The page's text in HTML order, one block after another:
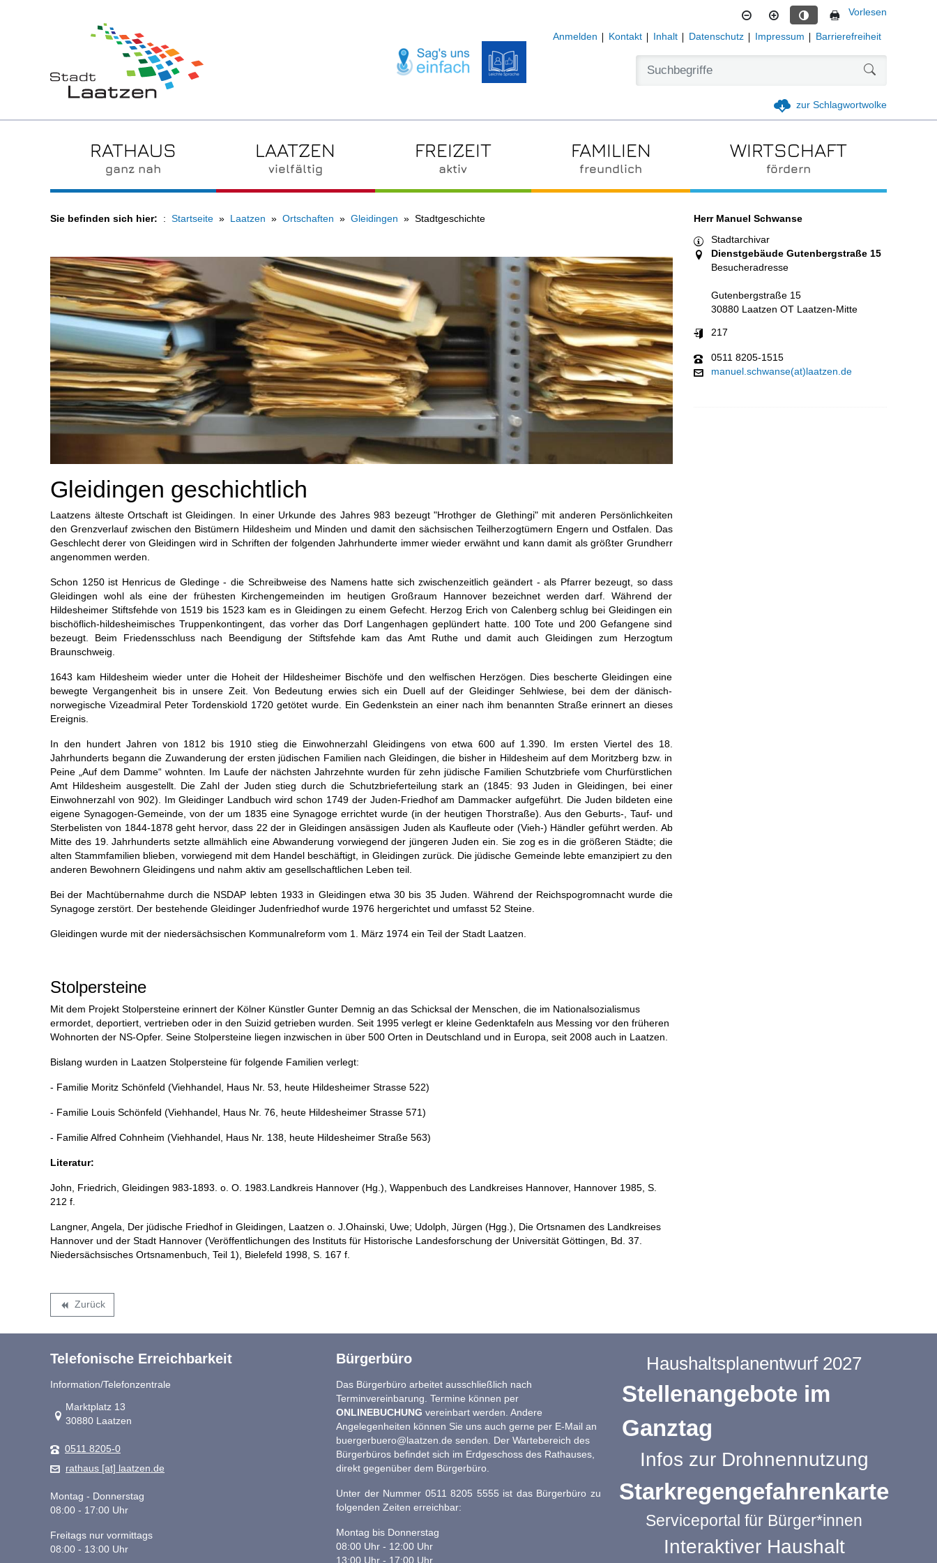
Kontrastmodus aktivieren
Vorlesen
Anmelden Kontakt Inhalt Datenschutz Impressum Barrierefreiheit
zur Schlagwortwolke
RATHAUS
ganz nah
LAATZEN
vielfältig
FREIZEIT
aktiv
FAMILIEN
freundlich
WIRTSCHAFT
fördern
Sie befinden sich hier: Startseite Laatzen Ortschaften Gleidingen Stadtgeschichte
Gleidingen geschichtlich
Laatzens älteste Ortschaft ist Gleidingen. In einer Urkunde des Jahres 983 bezeugt "Hrothger de Glethingi" mit anderen Persönlichkeiten
den Grenzverlauf zwischen den Bistümern Hildesheim und Minden und damit den sächsischen Teilherzogtümern Engern und Ostfalen. Das
Geschlecht derer von Gleidingen wird in Schriften der folgenden Jahrhunderte immer wieder erwähnt und kann damit als größter Grundherr
angenommen werden.
Schon 1250 ist Henricus de Gledinge - die Schreibweise des Namens hatte sich zwischenzeitlich geändert - als Pfarrer bezeugt, so dass
Gleidingen wohl als eine der frühesten Kirchengemeinden im heutigen Großraum Hannover bezeichnet werden darf. Während der
Hildesheimer Stiftsfehde von 1519 bis 1523 kam es in Gleidingen zu einem Gefecht. Herzog Erich von Calenberg schlug bei Gleidingen ein
bischöflich-hildesheimisches Truppenkontingent, das vorher das Dorf Langenhagen geplündert hatte. 100 Tote und 200 Gefangene sind
bezeugt. Beim Friedensschluss nach Beendigung der Stiftsfehde kam das Amt Ruthe und damit auch Gleidingen zum Herzogtum
Braunschweig.
1643 kam Hildesheim wieder unter die Hoheit der Hildesheimer Bischöfe und den welfischen Herzögen. Dies bescherte Gleidingen eine
bewegte Vergangenheit bis in unsere Zeit. Von Bedeutung erwies sich ein Duell auf der Gleidinger Sehlwiese, bei dem der dänisch-
norwegische Vizeadmiral Peter Tordenskiold 1720 getötet wurde. Ein Gedenkstein an einer nach ihm benannten Straße erinnert an dieses
Ereignis.
In den hundert Jahren von 1812 bis 1910 stieg die Einwohnerzahl Gleidingens von etwa 600 auf 1.390. Im ersten Viertel des 18.
Jahrhunderts begann die Zuwanderung der ersten jüdischen Familien nach Gleidingen, die bisher in Hildesheim auf dem Moritzberg bzw. in
Peine „Auf dem Damme“ wohnten. Im Laufe der nächsten Jahrzehnte wurden für zehn jüdische Familien Schutzbriefe vom Churfürstlichen
Amt Hildesheim ausgestellt. Die Zahl der Juden stieg durch die Schutzbrieferteilung stark an (1845: 93 Juden in Gleidingen, bei einer
Einwohnerzahl von 902). Im Gleidinger Landbuch wird schon 1749 der Juden-Friedhof am Dammacker aufgeführt. Die Juden bildeten eine
eigene Synagogen-Gemeinde, von der um 1835 eine Synagoge errichtet wurde (in der heutigen Thorstraße). Aus den Geburts-, Tauf- und
Sterbelisten von 1844-1878 geht hervor, dass 22 der in Gleidingen ansässigen Juden als Kaufleute oder (Vieh-) Händler geführt werden. Ab
Mitte des 19. Jahrhunderts setzte allmählich eine Abwanderung vorwiegend der jüngeren Juden ein. Sie zog es in die größeren Städte; die
alten Stammfamilien blieben, vorwiegend mit dem Handel beschäftigt, in Gleidingen zurück. Die jüdische Gemeinde lebte emanzipiert zu den
anderen Bewohnern Gleidingens und nahm aktiv am gesellschaftlichen Leben teil.
Bei der Machtübernahme durch die NSDAP lebten 1933 in Gleidingen etwa 30 bis 35 Juden. Während der Reichspogromnacht wurde die
Synagoge zerstört. Der bestehende Gleidinger Judenfriedhof wurde 1976 hergerichtet und umfasst 52 Steine.
Gleidingen wurde mit der niedersächsischen Kommunalreform vom 1. März 1974 ein Teil der Stadt Laatzen.
Stolpersteine
Mit dem Projekt Stolpersteine erinnert der Kölner Künstler Gunter Demnig an das Schicksal der Menschen, die im Nationalsozialismus
ermordet, deportiert, vertrieben oder in den Suizid getrieben wurden. Seit 1995 verlegt er kleine Gedenktafeln aus Messing vor den früheren
Wohnorten der NS-Opfer. Seine Stolpersteine liegen inzwischen in über 500 Orten in Deutschland und in Europa, seit 2008 auch in Laatzen.
Bislang wurden in Laatzen Stolpersteine für folgende Familien verlegt:
- Familie Moritz Schönfeld (Viehhandel, Haus Nr. 53, heute Hildesheimer Strasse 522)
- Familie Louis Schönfeld (Viehhandel, Haus Nr. 76, heute Hildesheimer Strasse 571)
- Familie Alfred Cohnheim (Viehhandel, Haus Nr. 138, heute Hildesheimer Straße 563)
Literatur:
John, Friedrich, Gleidingen 983-1893. o. O. 1983.Landkreis Hannover (Hg.), Wappenbuch des Landkreises Hannover, Hannover 1985, S.
212 f.
Langner, Angela, Der jüdische Friedhof in Gleidingen, Laatzen o. J.Ohainski, Uwe; Udolph, Jürgen (Hgg.), Die Ortsnamen des Landkreises
Hannover und der Stadt Hannover (Veröffentlichungen des Instituts für Historische Landesforschung der Universität Göttingen, Bd. 37.
Niedersächsisches Ortsnamenbuch, Teil 1), Bielefeld 1998, S. 167 f.
backward Zurück
Herr Manuel Schwanse
Stadtarchivar
Dienstgebäude Gutenbergstraße 15
Besucheradresse
Gutenbergstraße 15
30880 Laatzen OT Laatzen-Mitte
217
0511 8205-1515
manuel.schwanse(at)laatzen.de
Telefonische Erreichbarkeit
Information/Telefonzentrale
Link zur Google-Maps Navigation
Marktplatz 13
30880 Laatzen
0511 8205-0
rathaus [at] laatzen.de
Montag - Donnerstag
08:00 - 17:00 Uhr
Freitags nur vormittags
08:00 - 13:00 Uhr
Bürgerbüro
Das Bürgerbüro arbeitet ausschließlich nach
Terminvereinbarung. Termine können per
ONLINEBUCHUNG vereinbart werden. Andere
Angelegenheiten können Sie uns auch gerne per E-Mail an
buergerbuero@laatzen.de senden. Der Wartebereich des
Bürgerbüros befindet sich im Erdgeschoss des Rathauses,
direkt gegenüber dem Bürgerbüro.
Unter der Nummer 0511 8205 5555 ist das Bürgerbüro zu
folgenden Zeiten erreichbar:
Montag bis Donnerstag
08:00 Uhr - 12:00 Uhr
13:00 Uhr - 17:00 Uhr
Haushaltsplanentwurf 2027
Stellenangebote im
Ganztag
Infos zur Drohnennutzung
Starkregengefahrenkarte
Serviceportal für Bürger*innen
Interaktiver Haushalt